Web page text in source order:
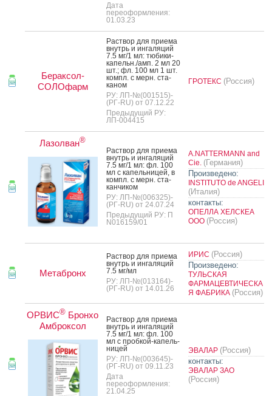
Дата
переоформления:
01.03.23
Бераксол-
СОЛОфарм
Рас­твор для при­ема
внутрь и ин­га­ляций
7.5 мг/1 мл: тю­бики-
ка­пельн./амп. 2 мл 20
шт.; фл. 100 мл 1 шт.
компл. с мерн. ста­
каном
РУ: ЛП-№(001515)-
(РГ-RU) от 07.12.22
Предыдущий РУ:
ЛП-004415
ГРОТЕКС (Россия)
Лазолван®
Рас­твор для при­ема
внутрь и ин­га­ляций
7.5 мг/1 мл: фл. 100
мл c ка­пель­ни­цей, в
компл. с мерн. ста­
кан­чи­ком
РУ: ЛП-№(006325)-
(РГ-RU) от 24.07.24
Предыдущий РУ: П
N016159/01
A.NATTERMANN and
Cie. (Германия)
Произведено:
INSTITUTO de ANGELI
(Италия)
контакты:
ОПЕЛЛА ХЕЛСКЕА
ООО (Россия)
Метабронх
Рас­твор для при­ема
внутрь и ин­га­ляций
7.5 мг/мл
РУ: ЛП-№(013164)-
(РГ-RU) от 14.01.26
ИРИС (Россия)
Произведено:
ТУЛЬСКАЯ
ФАРМАЦЕВТИЧЕСКА
Я ФАБРИКА (Россия)
ОРВИС® Бронхо
Амброксол
Рас­твор для при­ема
внутрь и ин­га­ляций
7.5 мг/1 мл: фл. 100
мл с проб­кой-ка­пель­
ни­цей
РУ: ЛП-№(003645)-
(РГ-RU) от 09.11.23
Дата
переоформления:
21.04.25
ЭВАЛАР (Россия)
контакты:
ЭВАЛАР ЗАО
(Россия)